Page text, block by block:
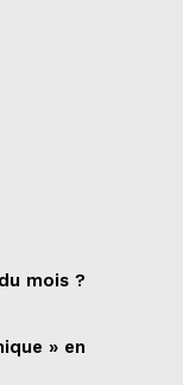
mois ?
» en